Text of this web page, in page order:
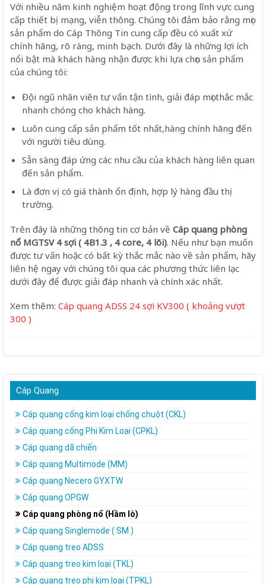
Với nhiều năm kinh nghiệm hoạt động trong lĩnh vực cung
cấp thiết bị mạng, viễn thông. Chúng tôi đảm bảo rằng mọi
sản phẩm do Cáp Thông Tin cung cấp đều có xuất xứ
chính hãng, rõ ràng, minh bạch. Dưới đây là những lợi ích
nổi bật mà khách hàng nhận được khi lựa chọn sản phẩm
của chúng tôi:
Đội ngũ nhân viên tư vấn tận tình, giải đáp mọi thắc mắc
nhanh chóng cho khách hàng.
Luôn cung cấp sản phẩm tốt nhất,hàng chính hãng đến
với người tiêu dùng.
Sẵn sàng đáp ứng các nhu cầu của khách hàng liên quan
đến sản phẩm.
Là đơn vị có giá thành ổn định, hợp lý hàng đầu thị
trường.
Trên đây là những thông tin cơ bản về Cáp quang phòng
nổ MGTSV 4 sợi ( 4B1.3 , 4 core, 4 lõi). Nếu như bạn muốn
được tư vấn hoặc có bất kỳ thắc mắc nào về sản phẩm, hãy
liên hệ ngay với chúng tôi qua các phương thức liên lạc
dưới đây để được giải đáp nhanh và chính xác nhất.
Xem thêm: Cáp quang ADSS 24 sợi KV300 ( khoảng vượt
300 )
Cáp Quang
Cáp quang cống kim loại chống chuột (CKL)
Cáp quang cống Phi Kim Loại (CPKL)
Cáp quang dã chiến
Cáp quang Multimode (MM)
Cáp quang Necero GYXTW
Cáp quang OPGW
Cáp quang phòng nổ (Hầm lò)
Cáp quang Singlemode ( SM )
Cáp quang treo ADSS
Cáp quang treo kim loại (TKL)
Cáp quang treo phi kim loại (TPKL)